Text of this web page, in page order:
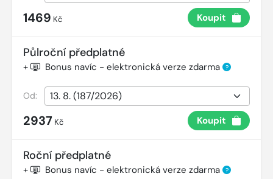
1469 Kč Koupit
Půlroční předplatné
+ Bonus navíc - elektronická verze zdarma ?
Od:
2937 Kč Koupit
Roční předplatné
+ Bonus navíc - elektronická verze zdarma ?